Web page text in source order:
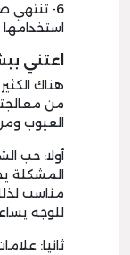
6- تنتهي صلاحية
اعتني
هناك
من
العيوب
أولا: حب
المشكلة
مناسب
للوجه
ثانيا: